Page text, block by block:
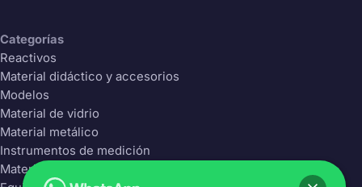
Categorías
Reactivos
Material didáctico y accesorios
Modelos
Material de vidrio
Material metálico
Instrumentos de medición
Material Plástico